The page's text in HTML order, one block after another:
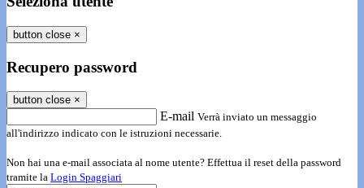
button close ×
Recupero password
button close ×
E-mail Verrà inviato un messaggio
all'indirizzo indicato con le istruzioni necessarie.
Non hai una e-mail associata al nome utente? Effettua il reset della password
tramite la Login Spaggiari